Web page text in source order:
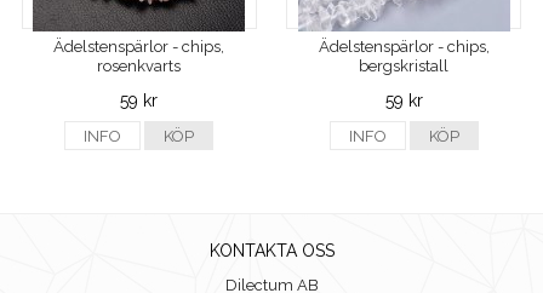
Ädelstenspärlor - chips,
rosenkvarts
59 kr
INFO KÖP
Ädelstenspärlor - chips,
bergskristall
59 kr
INFO KÖP
KONTAKTA OSS
Dilectum AB